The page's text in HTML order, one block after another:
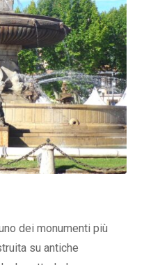
dei monumenti più
su antiche